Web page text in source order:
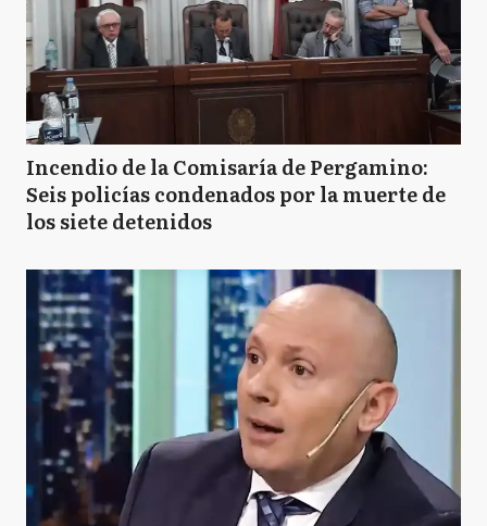
Incendio de la Comisaría de Pergamino:
Seis policías condenados por la muerte de
los siete detenidos